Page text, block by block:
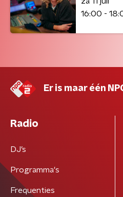
16:00 -
Er is maar één
Radio
DJ’s
Programma's
Frequenties